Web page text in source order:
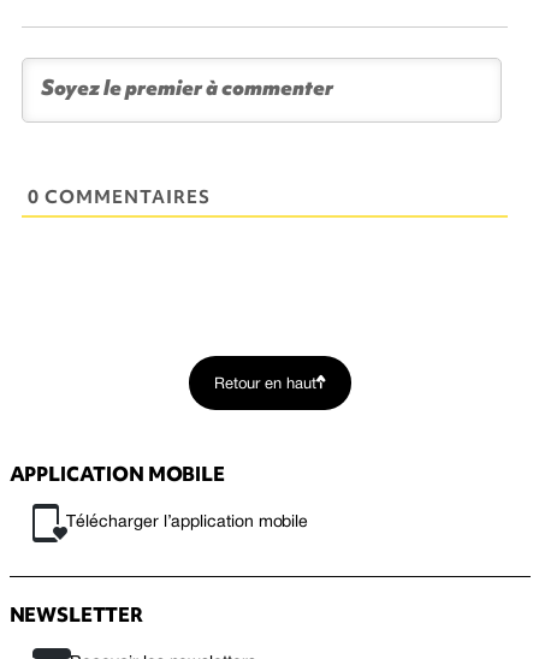
0 COMMENTAIRES
Retour en haut
APPLICATION MOBILE
Télécharger l’application mobile
NEWSLETTER